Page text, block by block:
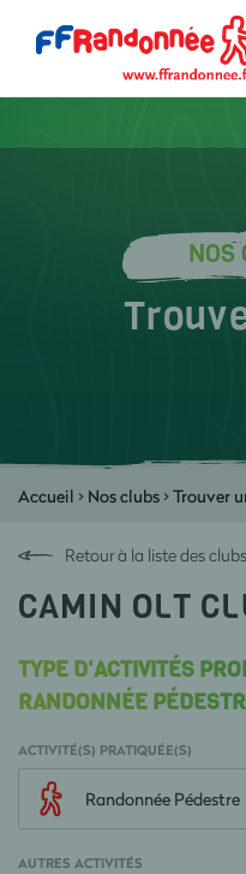
NOS
Accueil > Nos clubs>Trouver
Retour à la liste des clubs
CAMIN OLT
TYPE D'ACTIVITÉS
RANDONNÉE
ACTIVITÉ(S) PRATIQUÉE(S)
Randonnée Pédestre
AUTRES ACTIVITÉS